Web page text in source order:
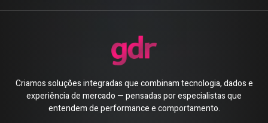
Criamos soluções integradas que combinam tecnologia, dados e
experiência de mercado — pensadas por especialistas que
entendem de performance e comportamento.